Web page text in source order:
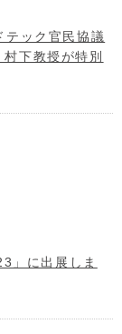
テック官民協議
下教授が特別
」に出展しま